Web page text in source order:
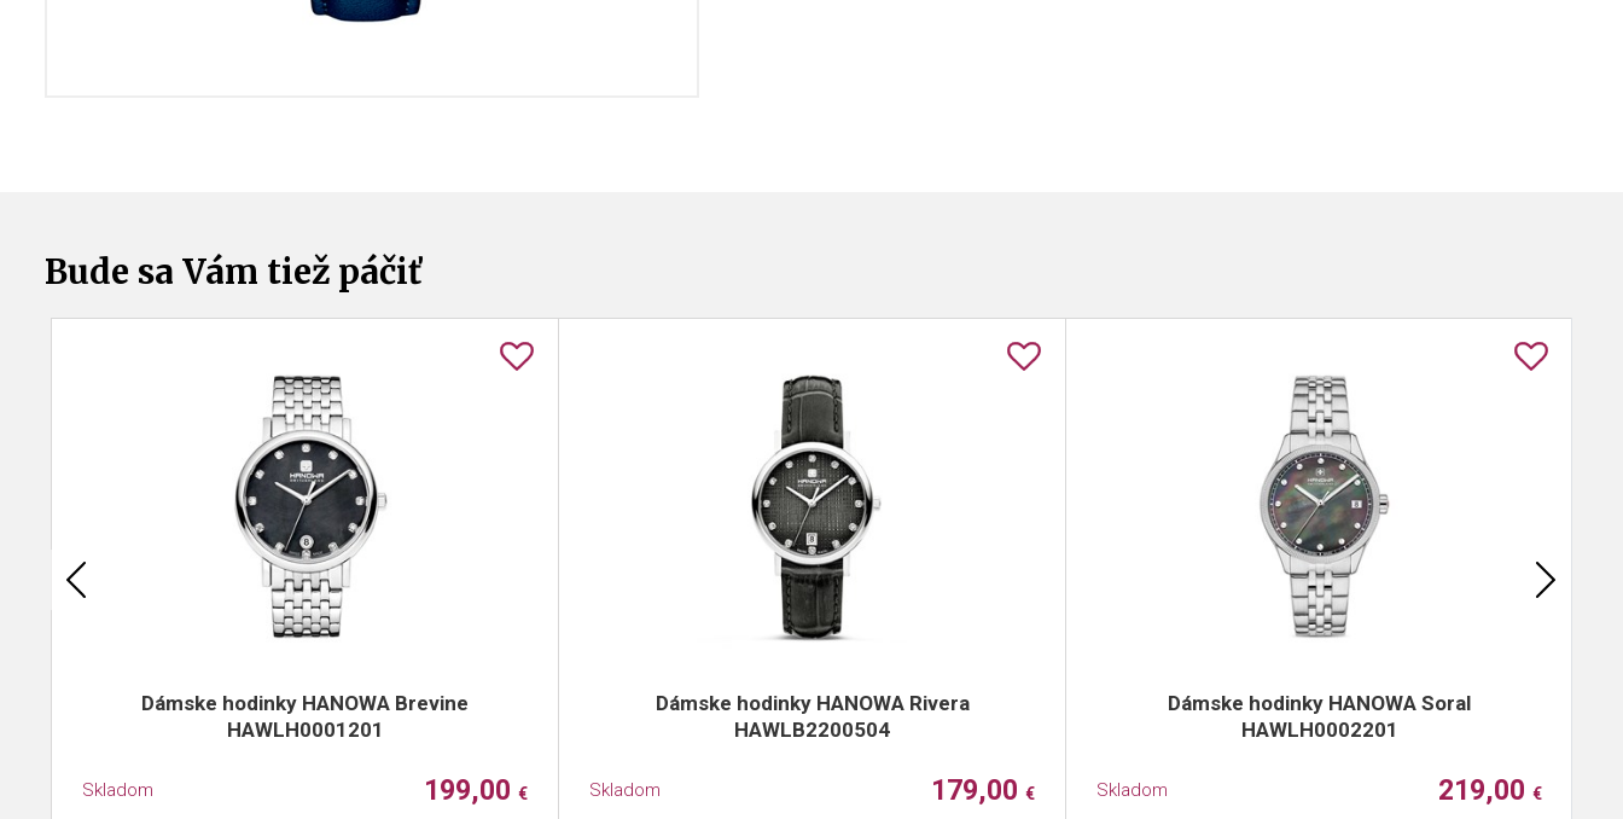
Bude sa Vám tiež páčiť
Dámske hodinky HANOWA Brevine
HAWLH0001201
Skladom 199,00 €
Dámske hodinky HANOWA Rivera
HAWLB2200504
Skladom 179,00 €
Dámske hodinky HANOWA Soral
HAWLH0002201
Skladom 219,00 €